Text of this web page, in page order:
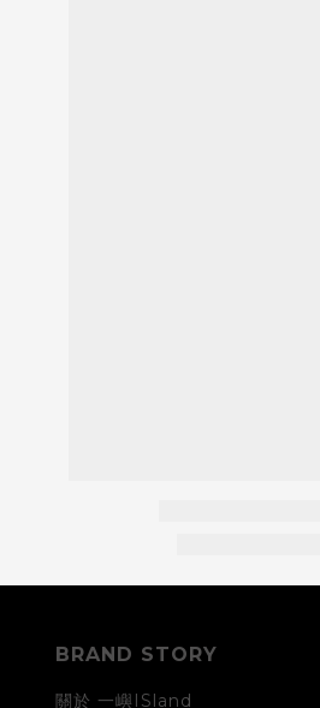
BRAND STORY
關於 一嶼ISland